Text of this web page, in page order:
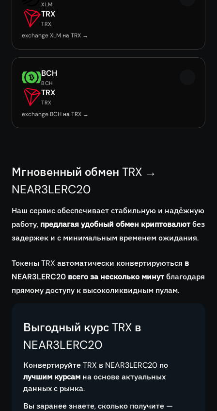
XLM
TRX
TRX
exchange XLM на TRX →
BCH
BCH
TRX
TRX
exchange BCH на TRX →
Мгновенный обмен TRX →
NEAR3LERC20
Наш сервис обеспечивает стабильную и надёжную
работу, предлагая удобный обмен криптовалютбез
задержек и с минимальным временем ожидания.
Токены TRX автоматически конвертируються в
NEAR3LERC20 всего за несколько минутблагодаря
прямому доступу к высоколиквидным пулам.
Выгодный курс TRX в
NEAR3LERC20
Конвертируйте TRX в NEAR3LERC20 по
лучшим курсам на основе актуальных
данных с рынка.
Вы заранее знаете, сколько получите —